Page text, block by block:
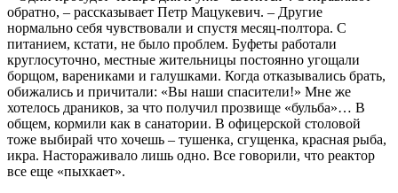
обратно, – рассказывает Петр Мацукевич. – Другие
нормально себя чувствовали и спустя месяц-полтора. С
питанием, кстати, не было проблем. Буфеты работали
круглосуточно, местные жительницы постоянно угощали
борщом, варениками и галушками. Когда отказывались брать,
обижались и причитали: «Вы наши спасители!» Мне же
хотелось драников, за что получил прозвище «бульба»… В
общем, кормили как в санатории. В офицерской столовой
тоже выбирай что хочешь – тушенка, сгущенка, красная рыба,
икра. Настораживало лишь одно. Все говорили, что реактор
все еще «пыхкает».